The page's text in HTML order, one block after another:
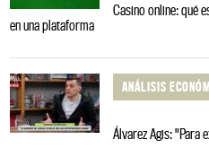
Casino online: qué
en una plataforma
ANÁLISIS
Álvarez Agis: "Para